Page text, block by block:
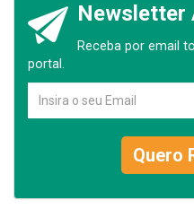
Newsletter
Receba por email
portal.
Quero